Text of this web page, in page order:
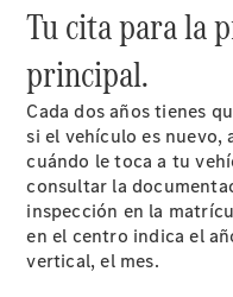
Tu cita para la
principal.
Cada dos años tienes
si el vehículo es nuevo,
cuándo le toca a tu
consultar la
inspección en la
en el centro indica el
vertical, el mes.